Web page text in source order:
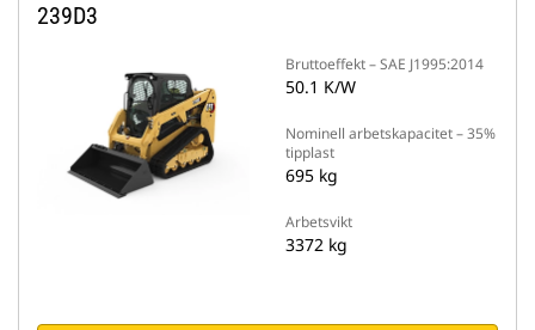
239D3
Bruttoeffekt – SAE J1995:2014
50.1 K/W
Nominell arbetskapacitet – 35%
tipplast
695 kg
Arbetsvikt
3372 kg